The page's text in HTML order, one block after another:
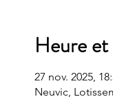
Heure et
27 nov. 2025,
Neuvic,